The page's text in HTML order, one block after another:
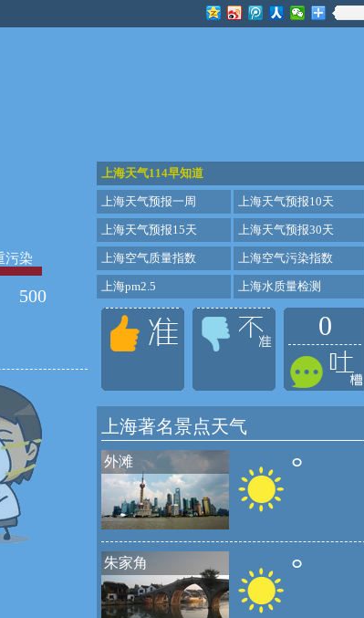
污染
500
上海天气114早知道
上海天气预报一周 上海天气预报10天
上海天气预报15天 上海天气预报30天
上海空气质量指数 上海空气污染指数
上海pm2.5 上海水质量检测
0
上海著名景点天气
外滩 °
朱家角 °